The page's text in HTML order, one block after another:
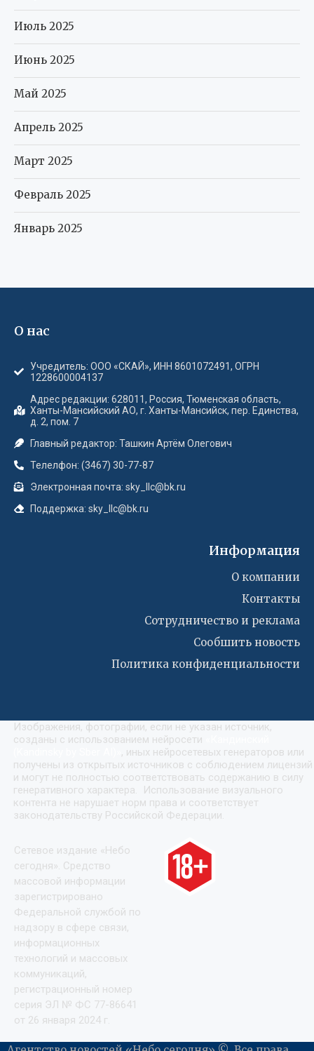
Июль 2025
Июнь 2025
Май 2025
Апрель 2025
Март 2025
Февраль 2025
Январь 2025
О нас
Учредитель: ООО «СКАЙ», ИНН 8601072491, ОГРН
1228600004137
Адрес редакции: 628011, Россия, Тюменская область,
Ханты-Мансийский АО, г. Ханты-Мансийск, пер. Единства,
д. 2, пом. 7
Главный редактор: Ташкин Артём Олегович
Телелфон: (3467) 30-77-87
Электронная почта: sky_llc@bk.ru
Поддержка: sky_llc@bk.ru
Информация
О компании
Контакты
Сотрудничество и реклама
Сообшить новость
Политика конфиденциальности
Изображения, фотографии, если не указан источник,
созданы с использованием нейросети
, иных нейросетевых генераторов или
получены из открытых источников с соблюдением лицензий
и могут не полностью соответствовать содержанию в силу
генеративного характера. Использование визуального
контента не нарушает норм права и соответствует
законодательству Российской Федерации.
Сетевое издание «Небо
сегодня». Средство
массовой информации
зарегистрировано
Федеральной службой по
надзору в сфере связи,
информационных
технологий и массовых
коммуникаций,
регистрационный номер
серия ЭЛ № ФС 77-86641
от 26 января 2024 г.